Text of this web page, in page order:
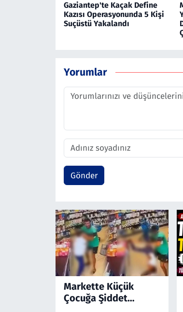
Gaziantep'te Kaçak Define
Kazısı Operasyonunda 5 Kişi
Suçüstü Yakalandı
Yorumlar
Gönder
Markette Küçük
Çocuğa Şiddet